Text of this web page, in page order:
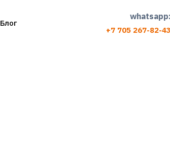
Блог
whatsapp:
+7 705 267-82-43